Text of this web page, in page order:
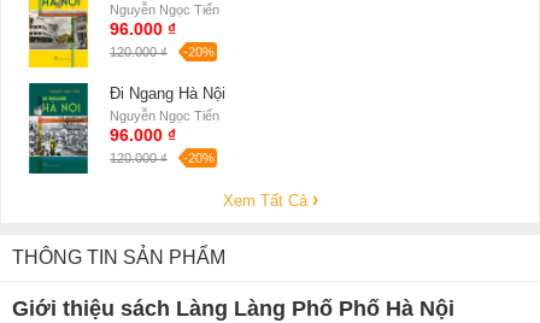
Nguyễn Ngọc Tiến
96.000 ₫
120.000 ₫ -20%
Đi Ngang Hà Nội
Nguyễn Ngọc Tiến
96.000 ₫
120.000 ₫ -20%
Xem Tất Cả
THÔNG TIN SẢN PHẨM
Giới thiệu sách Làng Làng Phố Phố Hà Nội